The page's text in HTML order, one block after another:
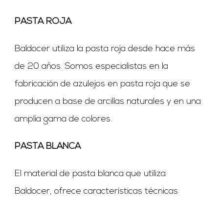
PASTA ROJA
Baldocer utiliza la pasta roja desde hace más
de 20 años. Somos especialistas en la
fabricación de azulejos en pasta roja que se
producen a base de arcillas naturales y en una
amplia gama de colores.
PASTA BLANCA
El material de pasta blanca que utiliza
Baldocer, ofrece características técnicas